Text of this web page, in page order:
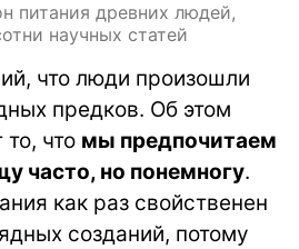
питания древних людей,
научных статей
что люди произошли
предков. Об этом
что мы предпочитаем
часто, но понемногу.
как раз свойственен
созданий, потому